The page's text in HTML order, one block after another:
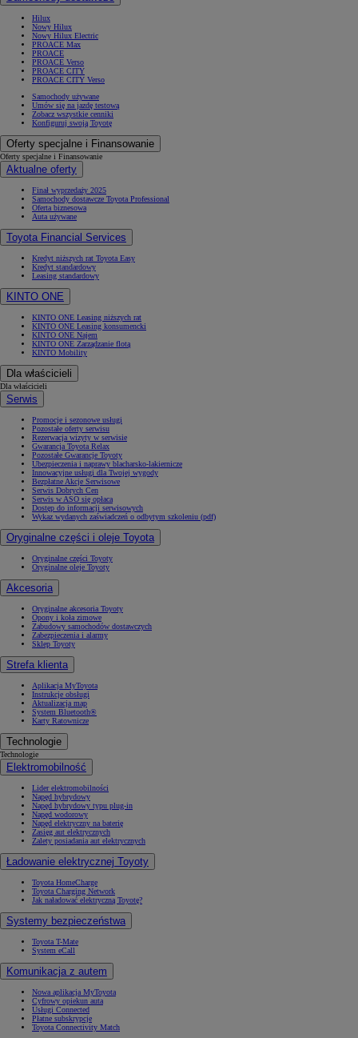
Hilux
Nowy Hilux
Nowy Hilux Electric
PROACE Max
PROACE
PROACE Verso
PROACE CITY
PROACE CITY Verso
Samochody używane
Umów się na jazdę testową
Zobacz wszystkie cenniki
Konfiguruj swoją Toyotę
Oferty specjalne i Finansowanie
Oferty specjalne i Finansowanie
Aktualne oferty
Finał wyprzedaży 2025
Samochody dostawcze Toyota Professional
Oferta biznesowa
Auta używane
Toyota Financial Services
Kredyt niższych rat Toyota Easy
Kredyt standardowy
Leasing standardowy
KINTO ONE
KINTO ONE Leasing niższych rat
KINTO ONE Leasing konsumencki
KINTO ONE Najem
KINTO ONE Zarządzanie flotą
KINTO Mobility
Dla właścicieli
Dla właścicieli
Serwis
Promocje i sezonowe usługi
Pozostałe oferty serwisu
Rezerwacja wizyty w serwisie
Gwarancja Toyota Relax
Pozostałe Gwarancje Toyoty
Ubezpieczenia i naprawy blacharsko-lakiernicze
Innowacyjne usługi dla Twojej wygody
Bezpłatne Akcje Serwisowe
Serwis Dobrych Cen
Serwis w ASO się opłaca
Dostęp do informacji serwisowych
Wykaz wydanych zaświadczeń o odbytym szkoleniu (pdf)
Oryginalne części i oleje Toyota
Oryginalne części Toyoty
Oryginalne oleje Toyoty
Akcesoria
Oryginalne akcesoria Toyoty
Opony i koła zimowe
Zabudowy samochodów dostawczych
Zabezpieczenia i alarmy
Sklep Toyoty
Strefa klienta
Aplikacja MyToyota
Instrukcje obsługi
Aktualizacja map
System Bluetooth®
Karty Ratownicze
Technologie
Technologie
Elektromobilność
Lider elektromobilności
Napęd hybrydowy
Napęd hybrydowy typu plug-in
Napęd wodorowy
Napęd elektryczny na baterię
Zasięg aut elektrycznych
Zalety posiadania aut elektrycznych
Ładowanie elektrycznej Toyoty
Toyota HomeCharge
Toyota Charging Network
Jak naładować elektryczną Toyotę?
Systemy bezpieczeństwa
Toyota T-Mate
System eCall
Komunikacja z autem
Nowa aplikacja MyToyota
Cyfrowy opiekun auta
Usługi Connected
Płatne subskrypcje
Toyota Connectivity Match